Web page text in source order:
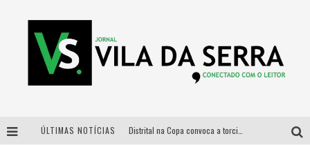
ÚLTIMAS NOTÍCIAS